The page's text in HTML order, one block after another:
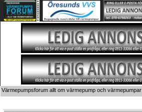
Värmepumpsforum allt om värmepump och värmepumpar